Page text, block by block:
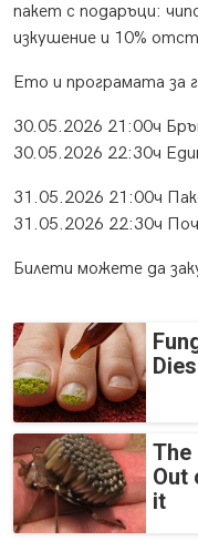
пакет с подаръци:
изкушение и 10%
Ето и програмата за
30.05.2026 21:00ч
30.05.2026 22:30ч
31.05.2026 21:00ч
31.05.2026 22:30ч
Билети можете да
The
Out
it